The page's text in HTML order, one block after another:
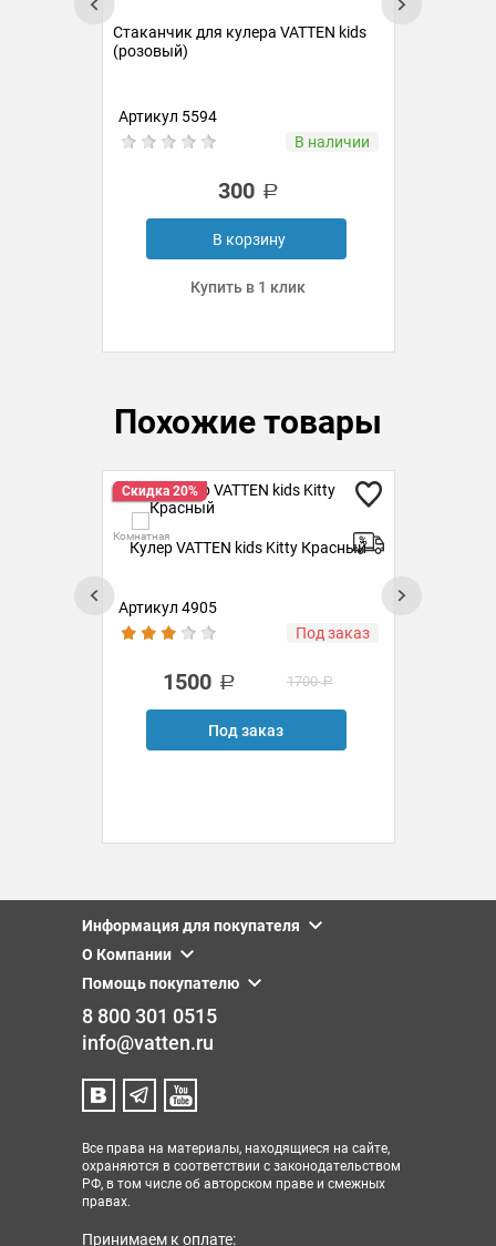
Стаканчик для кулера VATTEN kids
(розовый)
Артикул 5594
В наличии
300
В корзину
Купить в 1 клик
Похожие товары
Скидка 20%
Комнатная
Кулер VATTEN kids Kitty Красный
Артикул 4905
Под заказ
1500 1700
Под заказ
Информация для покупателя
О Компании
Помощь покупателю
8 800 301 0515
info@vatten.ru
Все права на материалы, находящиеся на сайте,
охраняются в соответствии с законодательством
РФ, в том числе об авторском праве и смежных
правах.
Принимаем к оплате: